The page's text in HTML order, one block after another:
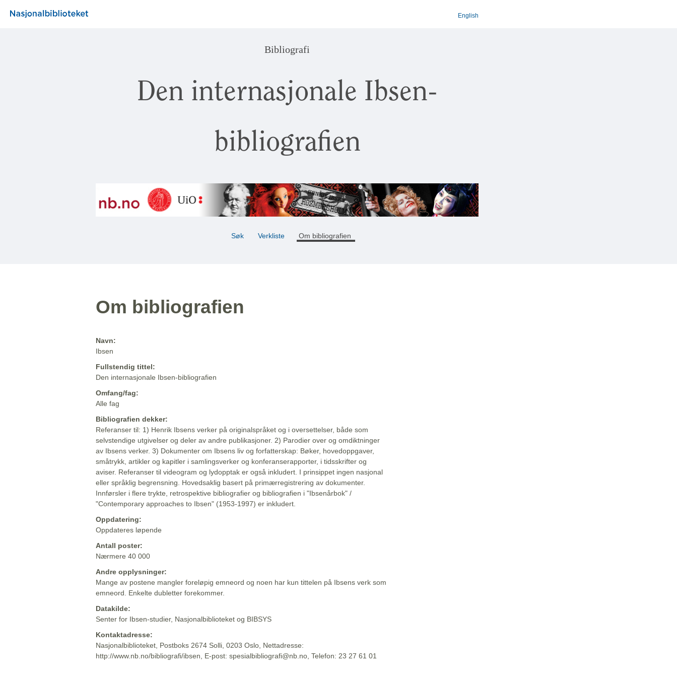
English
Bibliografi
Den internasjonale Ibsen-
bibliografien
Søk Verkliste Om bibliografien
Om bibliografien
Navn:
Ibsen
Fullstendig tittel:
Den internasjonale Ibsen-bibliografien
Omfang/fag:
Alle fag
Bibliografien dekker:
Referanser til: 1) Henrik Ibsens verker på originalspråket og i oversettelser, både som
selvstendige utgivelser og deler av andre publikasjoner. 2) Parodier over og omdiktninger
av Ibsens verker. 3) Dokumenter om Ibsens liv og forfatterskap: Bøker, hovedoppgaver,
småtrykk, artikler og kapitler i samlingsverker og konferanserapporter, i tidsskrifter og
aviser. Referanser til videogram og lydopptak er også inkludert. I prinsippet ingen nasjonal
eller språklig begrensning. Hovedsaklig basert på primærregistrering av dokumenter.
Innførsler i flere trykte, retrospektive bibliografier og bibliografien i "Ibsenårbok" /
"Contemporary approaches to Ibsen" (1953-1997) er inkludert.
Oppdatering:
Oppdateres løpende
Antall poster:
Nærmere 40 000
Andre opplysninger:
Mange av postene mangler foreløpig emneord og noen har kun tittelen på Ibsens verk som
emneord. Enkelte dubletter forekommer.
Datakilde:
Senter for Ibsen-studier, Nasjonalbiblioteket og BIBSYS
Kontaktadresse:
Nasjonalbiblioteket, Postboks 2674 Solli, 0203 Oslo, Nettadresse:
http://www.nb.no/bibliografi/ibsen, E-post: spesialbibliografi@nb.no, Telefon: 23 27 61 01